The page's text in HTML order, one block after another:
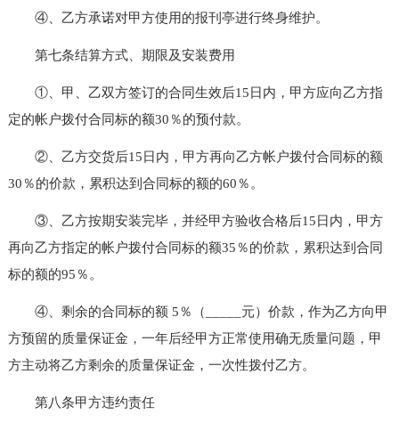
④、乙方承诺对甲方使用的报刊亭进行终身维护。
第七条结算方式、期限及安装费用
①、甲、乙双方签订的合同生效后15日内，甲方应向乙方指
定的帐户拨付合同标的额30％的预付款。
②、乙方交货后15日内，甲方再向乙方帐户拨付合同标的额
30％的价款，累积达到合同标的额的60％。
③、乙方按期安装完毕，并经甲方验收合格后15日内，甲方
再向乙方指定的帐户拨付合同标的额35％的价款，累积达到合同
标的额的95％。
④、剩余的合同标的额 5％（_____元）价款，作为乙方向甲
方预留的质量保证金，一年后经甲方正常使用确无质量问题，甲
方主动将乙方剩余的质量保证金，一次性拨付乙方。
第八条甲方违约责任